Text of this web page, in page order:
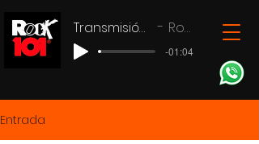
Transmisión en vivo Rock 101
-01:04
Entrada